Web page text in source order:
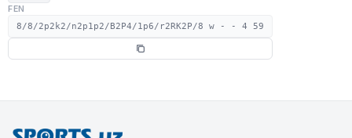
FEN
8/8/2p2k2/n2p1p2/B2P4/1p6/r2RK2P/8 w - - 4 59